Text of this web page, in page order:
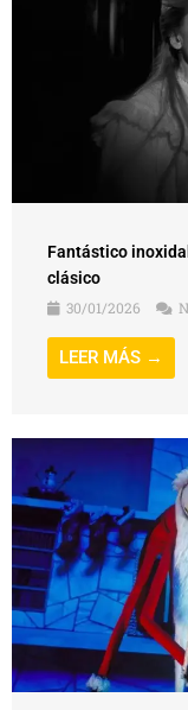
Fantástico
clásico
30/01/2026
LEER MÁS →